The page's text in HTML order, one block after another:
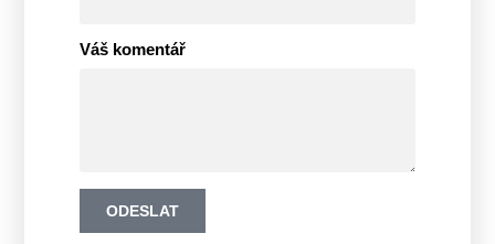
Váš komentář
ODESLAT